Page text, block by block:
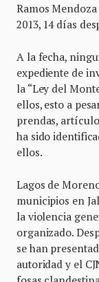
Ramos
2013, 14 días
A la fecha,
expediente de
la “Ley del
ellos, esto a
prendas,
ha sido
ellos.
Lagos de
municipios en
la violencia
organizado.
se han
autoridad y el